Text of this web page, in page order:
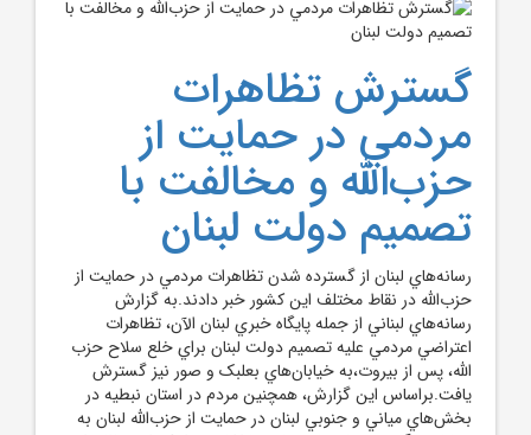
گسترش تظاهرات
مردمي در حمايت از
حزب‌الله و مخالفت با
تصميم دولت لبنان
رسانه‌هاي لبنان از گسترده شدن تظاهرات مردمي در حمايت از
حزب‌الله در نقاط مختلف اين کشور خبر دادند.به گزارش
رسانه‌هاي لبناني از جمله پايگاه خبري لبنان الآن، تظاهرات
اعتراضي مردمي عليه تصميم دولت لبنان براي خلع سلاح حزب
الله، پس از بيروت،به خيابان‌هاي بعلبک و صور نيز گسترش
يافت.براساس اين گزارش، همچنين مردم در استان نبطيه در
بخش‌هاي مياني و جنوبي لبنان در حمايت از حزب‌الله لبنان به